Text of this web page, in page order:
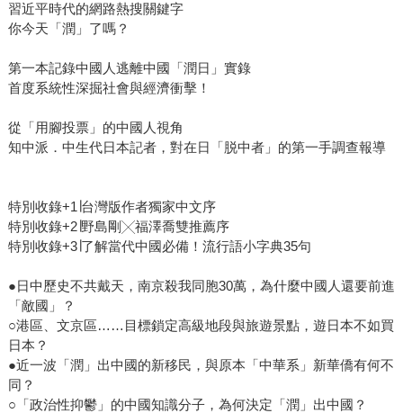
習近平時代的網路熱搜關鍵字
你今天「潤」了嗎？
第一本記錄中國人逃離中國「潤日」實錄
首度系統性深掘社會與經濟衝擊！
從「用腳投票」的中國人視角
知中派．中生代日本記者，對在日「脱中者」的第一手調查報導
特別收錄+1∣台灣版作者獨家中文序
特別收錄+2∣野島剛╳福澤喬雙推薦序
特別收錄+3∣了解當代中國必備！流行語小字典35句
●日中歷史不共戴天，南京殺我同胞30萬，為什麼中國人還要前進
「敵國」？
○港區、文京區……目標鎖定高級地段與旅遊景點，遊日本不如買
日本？
●近一波「潤」出中國的新移民，與原本「中華系」新華僑有何不
同？
○「政治性抑鬱」的中國知識分子，為何決定「潤」出中國？